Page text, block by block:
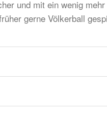
und mit ein wenig
gerne Völkerball